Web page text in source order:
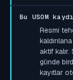
Bu USOM
Resmi
aktif
günde
kayıtlar